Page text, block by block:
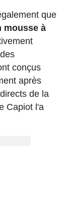
que
mousse à
conçus
après
de la
Capiot l'a